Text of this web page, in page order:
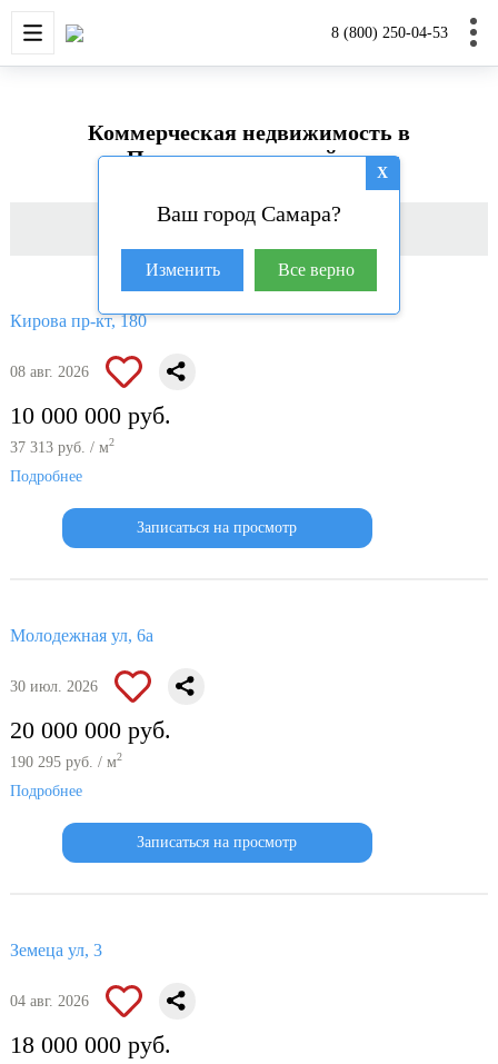
8 (800) 250-04-53
НОВОСТРОЙКИ ДОМА И
X
Ваш город Самара?
Изменить Все верно
Коммерческая недвижимость в
Промышленном районе
Фильтр
Кирова пр-кт, 180
08 авг. 2026
10 000 000 руб.
37 313 руб. / м2
Подробнее
Записаться на просмотр
Молодежная ул, 6а
30 июл. 2026
20 000 000 руб.
190 295 руб. / м2
Подробнее
Записаться на просмотр
Земеца ул, 3
04 авг. 2026
18 000 000 руб.